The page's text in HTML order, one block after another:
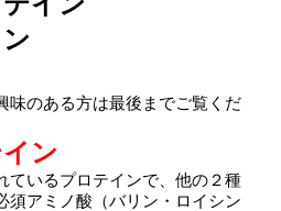
味のある方は最後までご覧くだ
ン
ているプロテインで、他の２種
須アミノ酸（バリン・ ロイシン